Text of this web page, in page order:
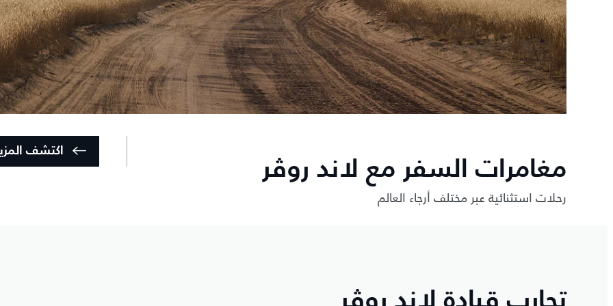
مغامرات السفر مع لاند روڤر
رحلات استثنائية عبر مختلف أرجاء العالم
اكتشف